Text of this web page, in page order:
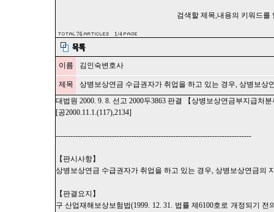
검색할 제목,내용의 키워드
76 1/4
이름 김인숙변호사
제목
상병보상연금 수급권자가 취업을 하고 있는 경우, 상병보
대법원 2000. 9. 8. 선고 2000두3863 판결 【상병보상연금부지급처
[공2000.11.1.(117),2134]
--------------------------------------------------------------------------------
【판시사항】
상병보상연금 수급권자가 취업을 하고 있는 경우, 상병보상연금의
【판결요지】
구 산업재해보상보험법(1999. 12. 31. 법률 제6100호로 개정되기